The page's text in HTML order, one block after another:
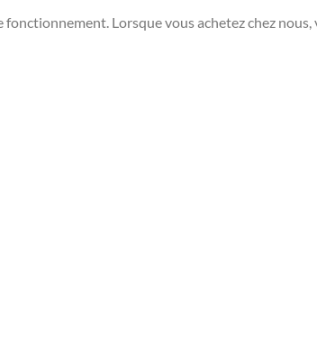
Lorsque vous achetez chez